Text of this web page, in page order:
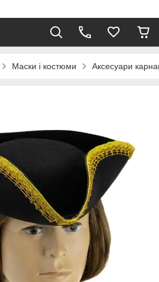
Маски і костюми Аксесуари